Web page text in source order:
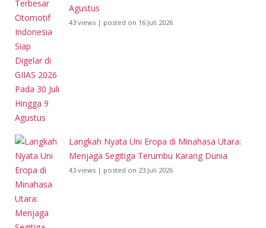
Agustus
43 views | posted on 16 Juli 2026
Langkah Nyata Uni Eropa di Minahasa Utara:
Menjaga Segitiga Terumbu Karang Dunia
43 views | posted on 23 Juli 2026